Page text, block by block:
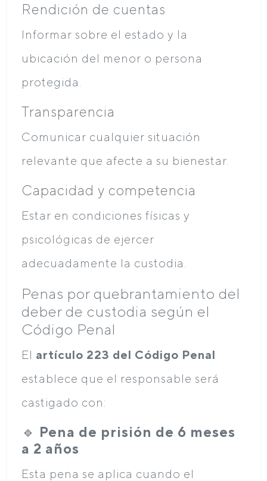
Rendición de cuentas
Informar sobre el estado y la
ubicación del menor o persona
protegida.
Transparencia
Comunicar cualquier situación
relevante que afecte a su bienestar.
Capacidad y competencia
Estar en condiciones físicas y
psicológicas de ejercer
adecuadamente la custodia.
Penas por quebrantamiento del
deber de custodia según el
Código Penal
El artículo 223 del Código Penal
establece que el responsable será
castigado con:
🔹 Pena de prisión de 6 meses
a 2 años
Esta pena se aplica cuando el